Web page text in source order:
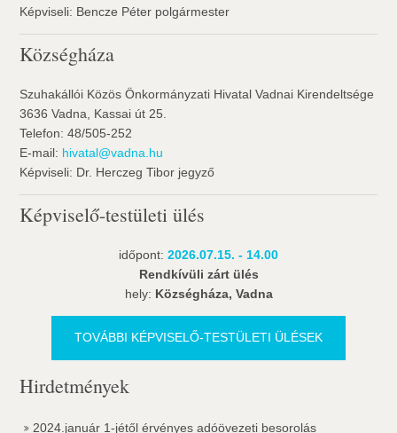
Képviseli: Bencze Péter polgármester
Községháza
Szuhakállói Közös Önkormányzati Hivatal Vadnai Kirendeltsége
3636 Vadna, Kassai út 25.
Telefon: 48/505-252
E-mail: hivatal@vadna.hu
Képviseli: Dr. Herczeg Tibor jegyző
Képviselő-testületi ülés
időpont: 2026.07.15. - 14.00
Rendkívüli zárt ülés
hely: Községháza, Vadna
TOVÁBBI KÉPVISELŐ-TESTÜLETI ÜLÉSEK
Hirdetmények
2024.január 1-jétől érvényes adóövezeti besorolás